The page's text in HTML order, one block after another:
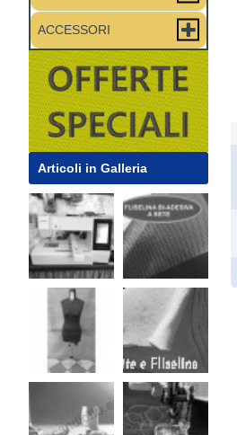
ACCESSORI
Articoli in Galleria